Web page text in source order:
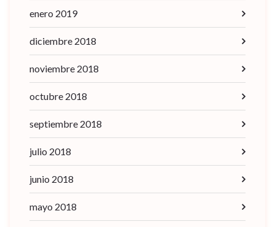
enero 2019
diciembre 2018
noviembre 2018
octubre 2018
septiembre 2018
julio 2018
junio 2018
mayo 2018